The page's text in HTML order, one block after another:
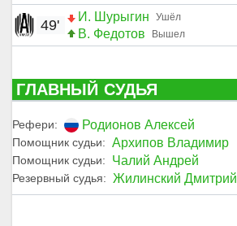
Ушёл
И. Шурыгин
Вышел
В. Федотов
49'
ГЛАВНЫЙ СУДЬЯ
Рефери: Родионов Алексей
Помощник судьи: Архипов Владимир
Помощник судьи: Чалий Андрей
Резервный судья: Жилинский Дмитрий